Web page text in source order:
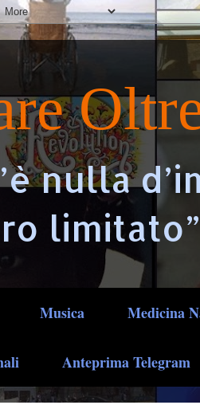
nulla
Musica Medicina
Anteprima Telegram